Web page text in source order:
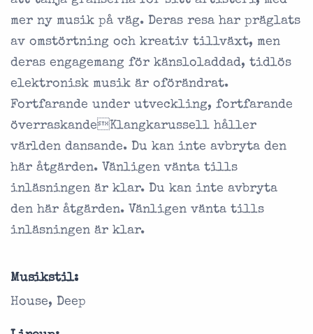
mer ny musik på väg. Deras resa har präglats
av omstörtning och kreativ tillväxt, men
deras engagemang för känsloladdad, tidlös
elektronisk musik är oförändrat.
Fortfarande under utveckling, fortfarande
överraskandeKlangkarussell håller
världen dansande. Du kan inte avbryta den
här åtgärden. Vänligen vänta tills
inläsningen är klar. Du kan inte avbryta
den här åtgärden. Vänligen vänta tills
inläsningen är klar.
Musikstil:
House, Deep